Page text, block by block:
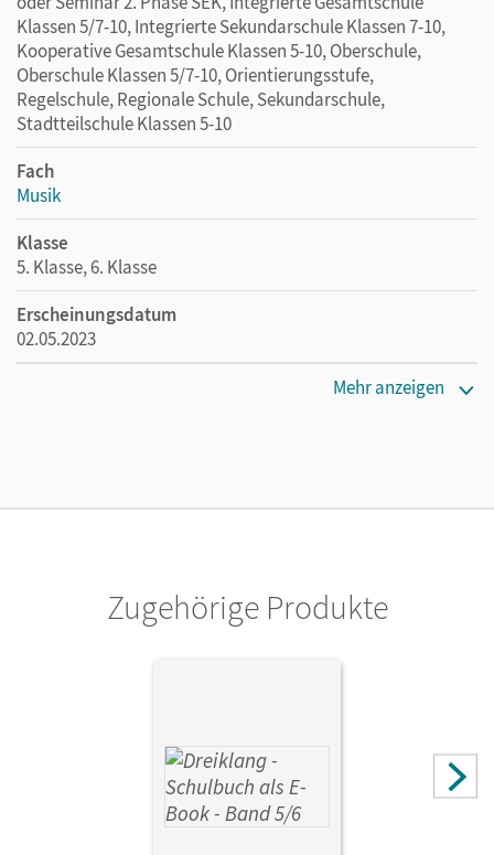
Klassen 5/7-10, Integrierte Sekundarschule Klassen 7-10,
Kooperative Gesamtschule Klassen 5-10, Oberschule,
Oberschule Klassen 5/7-10, Orientierungsstufe,
Regelschule, Regionale Schule, Sekundarschule,
Stadtteilschule Klassen 5-10
Fach
Musik
Klasse
5. Klasse, 6. Klasse
Erscheinungsdatum
02.05.2023
Mehr anzeigen
Zugehörige Produkte